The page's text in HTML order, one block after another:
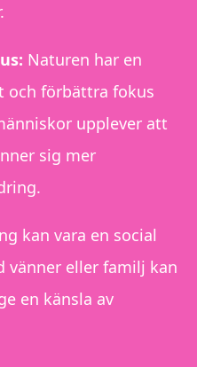
Naturen har en
och förbättra fokus
upplever att
sig mer
kan vara en social
vänner eller familj kan
en känsla av